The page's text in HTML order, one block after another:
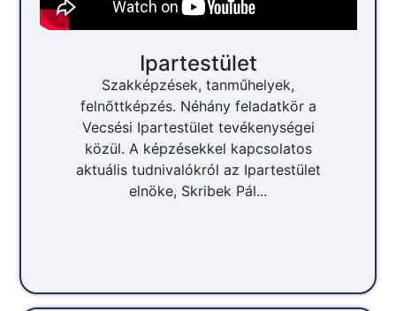
Ipartestület
Szakképzések, tanműhelyek,
felnőttképzés. Néhány feladatkör a
Vecsési Ipartestület tevékenységei
közül. A képzésekkel kapcsolatos
aktuális tudnivalókról az Ipartestület
elnöke, Skribek Pál...